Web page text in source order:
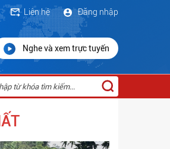
Đăng nhập
Liên hệ
Nghe và xem trực tuyến